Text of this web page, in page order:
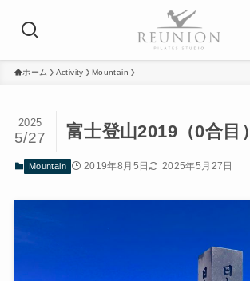
ホーム Activity Mountain
富士登山2019（0合目）
2025
5/27
Mountain 2019年8月5日 2025年5月27日